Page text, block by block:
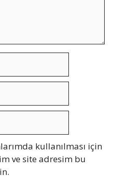
kullanılması için
ve site adresim bu